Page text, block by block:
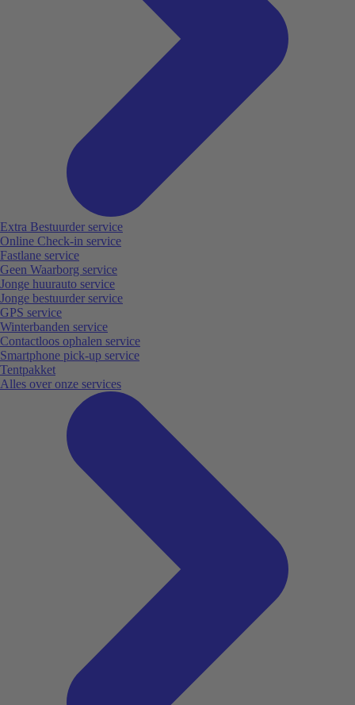
Extra Bestuurder service
Online Check-in service
Fastlane service
Geen Waarborg service
Jonge huurauto service
Jonge bestuurder service
GPS service
Winterbanden service
Contactloos ophalen service
Smartphone pick-up service
Tentpakket
Alles over onze services